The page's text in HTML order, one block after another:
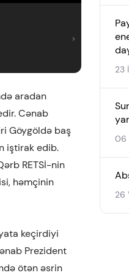
aradan
Cənab
Göygöldə baş
iştirak edib.
RETSİ-nin
həmçinin
keçirdiyi
Prezident
ötən əsrin
23
06
26